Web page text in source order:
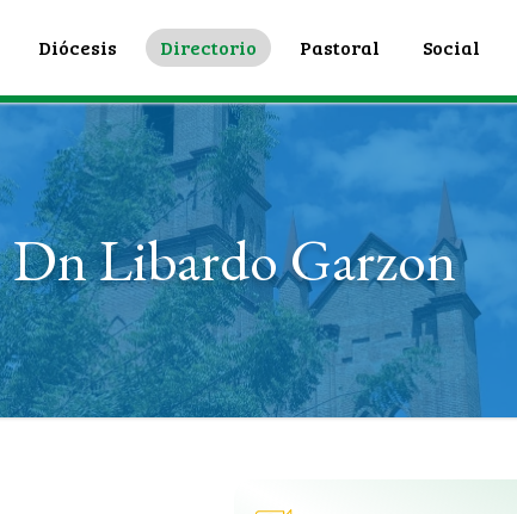
Diócesis Directorio Pastoral Social
Dn Libardo Garzon